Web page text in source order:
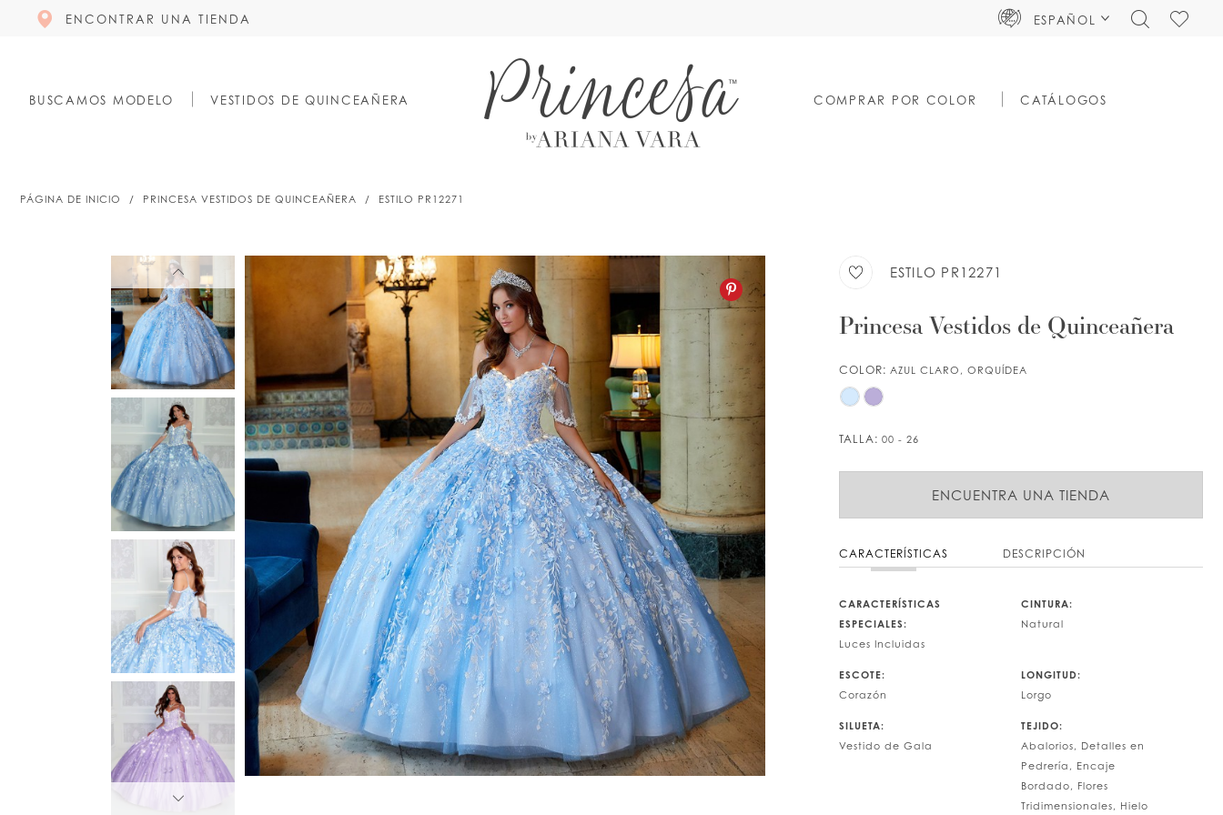
ENCONTRAR UNA TIENDA ESPAÑOL
TOGGLECHECK
BUSCAMOS MODELO VESTIDOS DE QUINCEAÑERA COMPRAR POR COLOR CATÁLOGOS
PÁGINA DE INICIO PRINCESA VESTIDOS DE QUINCEAÑERA ESTILO PR12271
PAUSE AUTOPLAY
2
3
4
6
7
8
PAUSE AUTOPLAY
PREVIOUS SLIDE
NEXT SLIDE
0
1
2
4
5
8
ESTILO PR12271
Princesa Vestidos de Quinceañera
COLOR: AZUL CLARO, ORQUÍDEA
TALLA: 00 - 26
ENCUENTRA UNA TIENDA
CARACTERÍSTICAS DESCRIPCIÓN
CARACTERÍSTICAS
ESPECIALES:
Luces Incluidas
CINTURA:
Natural
ESCOTE:
Corazón
LONGITUD:
Lorgo
SILUETA:
Vestido de Gala
TEJIDO:
Abalorios, Detalles en
Pedrería, Encaje
Bordado, Flores
Tridimensionales, Hielo